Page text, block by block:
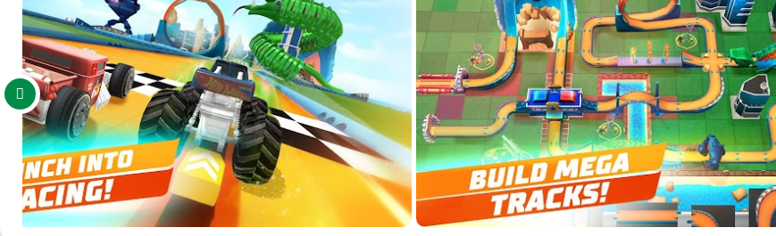
Hot، ما الذي ستحصل عليه؟ وكان ضمن ذلك مجموعة من المسارات المصنوعة من البلاستيك للعب بالسيارة. سيتم تقسيم المسار إلى
وسيحتاج اللاعبون إلى تجميعها معًا لتشكيل مسار كامل. لقد جلبت هذه اللعبة كل ذلك إلى اللعبة حتى يتمكن اللاعبون من تجربتها بأقصى قدر
يجب على اللاعب بناء مسار لبدء اللعبة. تمنح اللعبة اللاعبين فقط قطع اللغز، وكيفية استخدامها لإنشاء دليل متروك للاعب. ولكن من
لتكوين مسار كامل.
في Hot Wheels Unlimited APK MOD، بمجرد اكتمال المسار، يصبح اللاعب جاهزًا لبدء السباق. تعد عناصر التحكم في هذه اللعبة أيضًا مميزة نسبيًا مقارنة بالألعاب الأخرى
من قبل. وفي العديد من الألعاب الأخرى، يحتاج اللاعب إلى السيطرة على السيارة بنفسه حتى يفوز. ولكن في هذه اللعبة يكون الأمر أبسط عندما يكون
على الشاشة مع الاستمرار للتسريع. لا يحتاج اللاعب إلى استخدام التحكم في السيارة لاجتياز تضاريس معقدة مختلفة، بل يحتاج فقط إلى